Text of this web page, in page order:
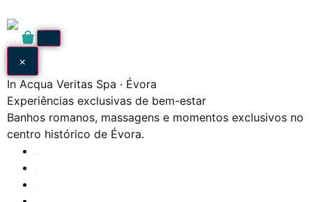
×
In Acqua Veritas Spa · Évora
Experiências exclusivas de bem-estar
Banhos romanos, massagens e momentos exclusivos no
centro histórico de Évora.